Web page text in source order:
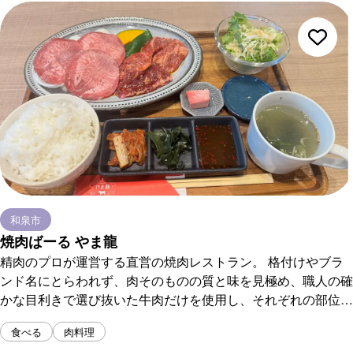
和泉市
焼肉ばーる やま龍
精肉のプロが運営する直営の焼肉レストラン。 格付けやブラ
ンド名にとらわれず、肉そのものの質と味を見極め、職人の確
かな目利きで選び抜いた牛肉だけを使用し、それぞれの部位に
最適なカット技術を施し、肉本来の旨みと食感、そしてちょう
どいい“サシ”のバランスを実現。
食べる 肉料理